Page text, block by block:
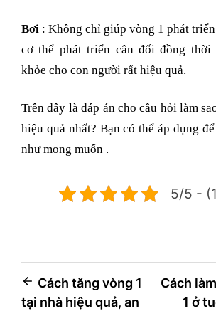
Bơi : Không chỉ giúp vòng 1 phát
cơ thể phát triển cân đối đồng thời
khỏe cho con người rất hiệu quả.
Trên đây là đáp án cho câu hỏi làm
hiệu quả nhất? Bạn có thể áp dụng
như mong muốn .
5/5 -
Điều
Cách tăng vòng 1
tại nhà hiệu quả, an
Cách
1 ở